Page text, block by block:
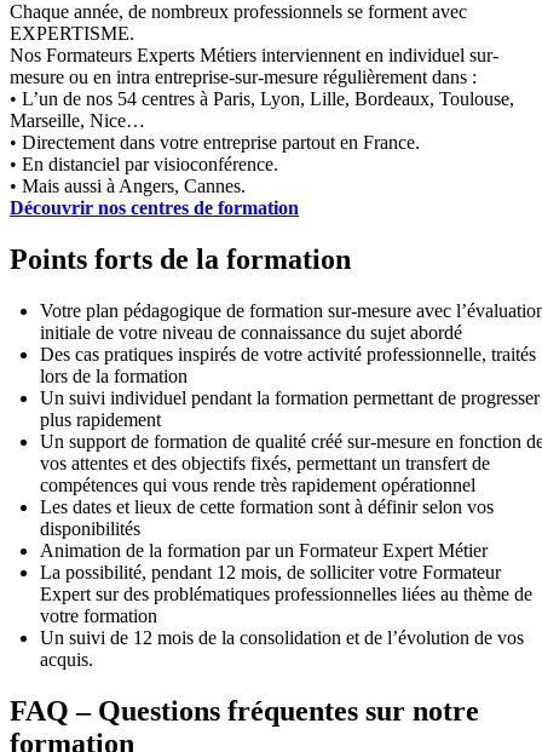
Chaque année, de nombreux professionnels se forment avec
EXPERTISME.
Nos Formateurs Experts Métiers interviennent en individuel sur-
mesure ou en intra entreprise-sur-mesure régulièrement dans :
• L’un de nos 54 centres à Paris, Lyon, Lille, Bordeaux, Toulouse,
Marseille, Nice…
• Directement dans votre entreprise partout en France.
• En distanciel par visioconférence.
• Mais aussi à Angers, Cannes.
Découvrir nos centres de formation
Points forts de la formation
Votre plan pédagogique de formation sur-mesure avec
initiale de votre niveau de connaissance du sujet abordé
Des cas pratiques inspirés de votre activité professionnelle, traités
lors de la formation
Un suivi individuel pendant la formation permettant de progresser
plus rapidement
Un support de formation de qualité créé sur-mesure en fonction
vos attentes et des objectifs fixés, permettant un transfert de
compétences qui vous rende très rapidement opérationnel
Les dates et lieux de cette formation sont à définir selon vos
disponibilités
Animation de la formation par un Formateur Expert Métier
La possibilité, pendant 12 mois, de solliciter votre Formateur
Expert sur des problématiques professionnelles liées au thème de
votre formation
Un suivi de 12 mois de la consolidation et de l’évolution de vos
acquis.
FAQ – Questions fréquentes sur notre
formation